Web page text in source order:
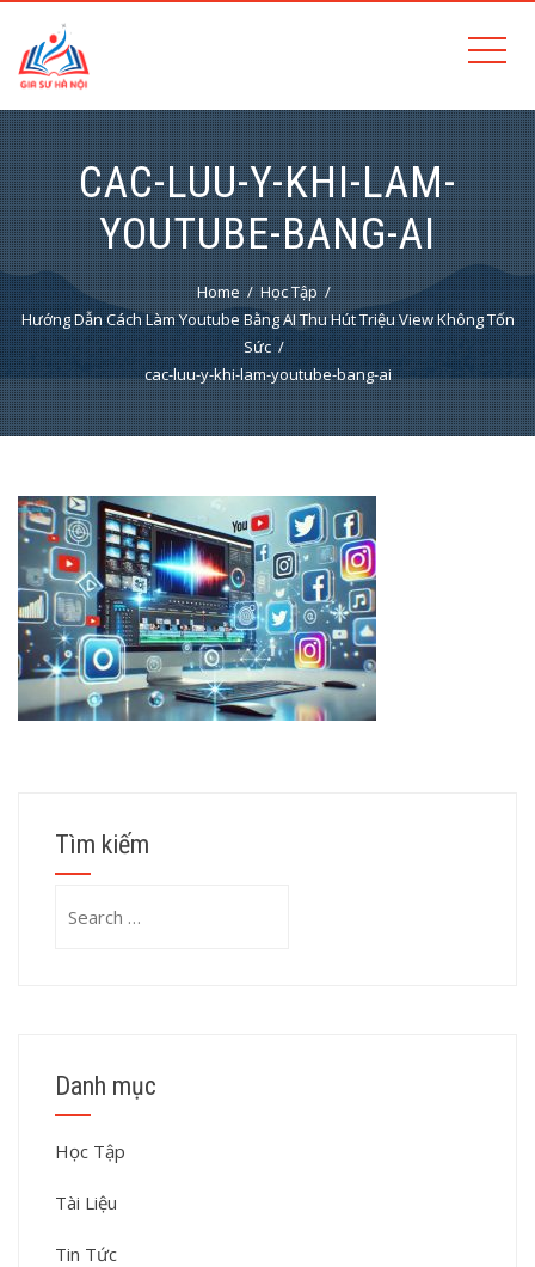
CAC-LUU-Y-KHI-LAM-
YOUTUBE-BANG-AI
Home
Học Tập
Hướng Dẫn Cách Làm Youtube Bằng AI Thu Hút Triệu View Không Tốn
Sức
cac-luu-y-khi-lam-youtube-bang-ai
Tìm kiếm
Danh mục
Học Tập
Tài Liệu
Tin Tức